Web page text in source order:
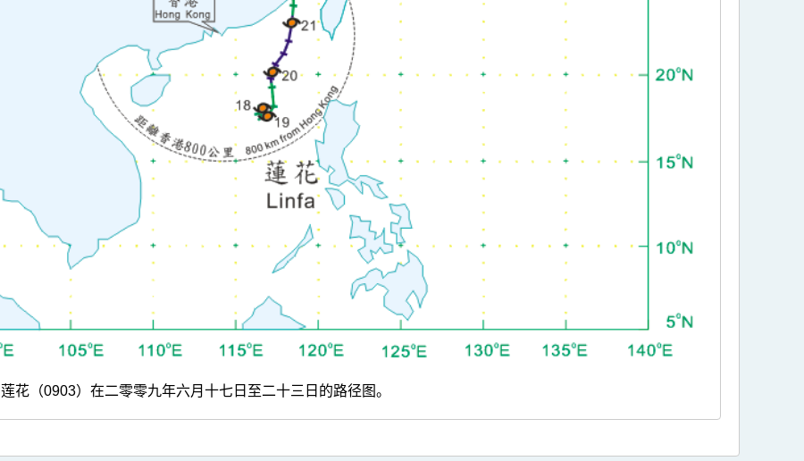
莲花（0903）在二零零九年六月十七日至二十三日的路径图。